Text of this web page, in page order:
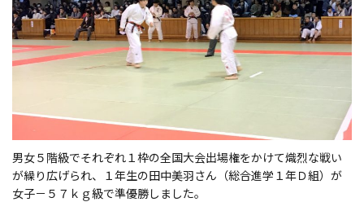
男女５階級でそれぞれ１枠の全国大会出場権をかけて熾烈な戦い
が繰り広げられ、１年生の田中美羽さん（総合進学１年Ｄ組）が
女子－５７ｋｇ級で準優勝しました。